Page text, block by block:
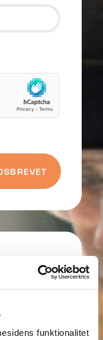
funktionalitet
BESØG
(den 24.
I få besøg af